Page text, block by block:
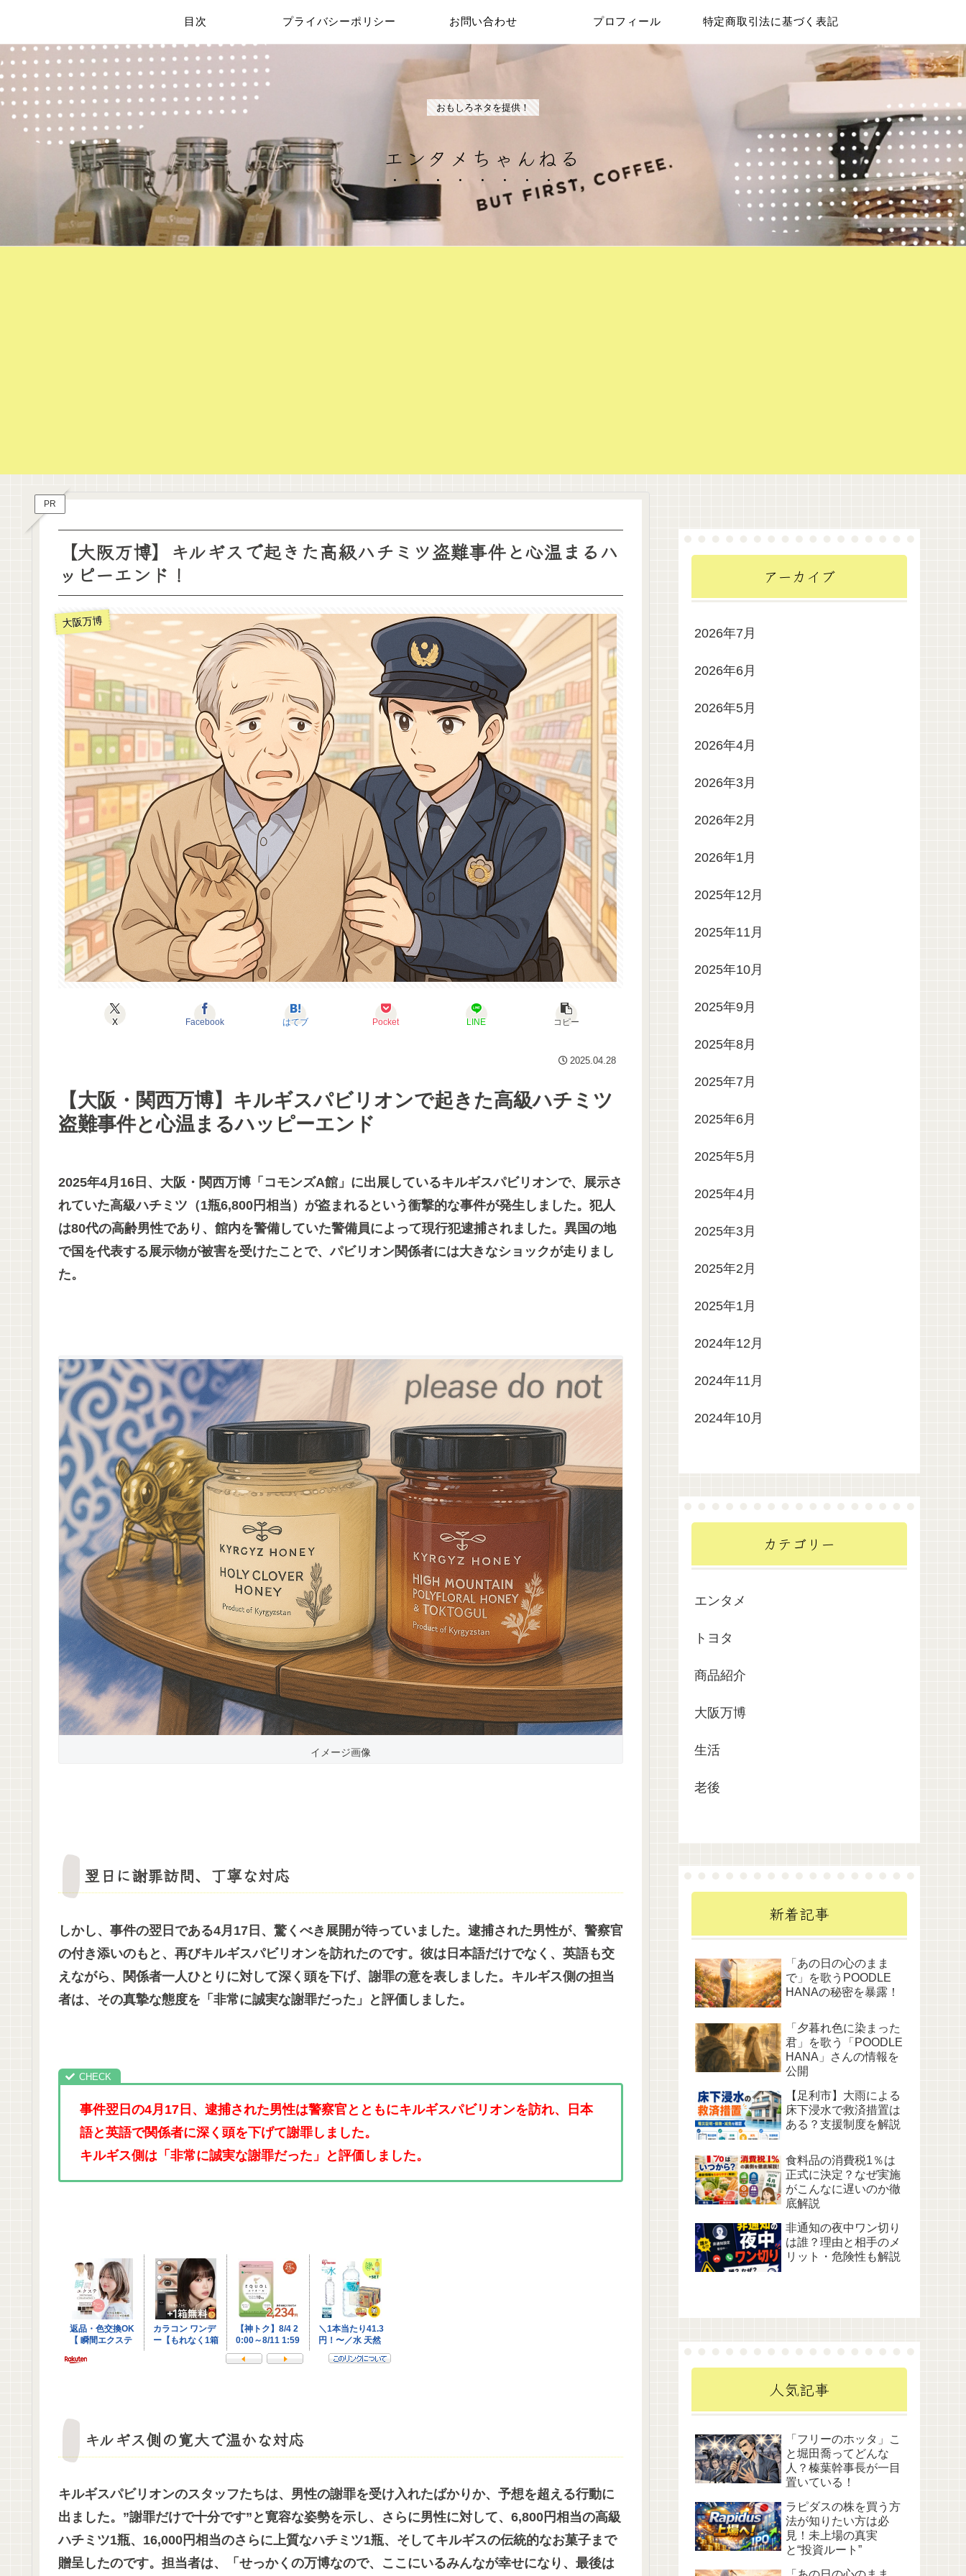
おもしろネタを提供！
エンタメちゃんねる
目次 プライバシーポリシー お問い合わせ プロフィール 特定商取引法に基づく表記
PR
【大阪万博】キルギスで起きた高級ハチミツ盗難事件と心温まるハ
ッピーエンド！
大阪万博
X Facebook はてブ Pocket LINE コピー
2025.04.28
【大阪・関西万博】キルギスパビリオンで起きた高級ハチミツ
盗難事件と心温まるハッピーエンド
2025年4月16日、大阪・関西万博「コモンズA館」に出展しているキルギスパビリオンで、展示さ
れていた高級ハチミツ（1瓶6,800円相当）が盗まれるという衝撃的な事件が発生しました。犯人
は80代の高齢男性であり、館内を警備していた警備員によって現行犯逮捕されました。異国の地
で国を代表する展示物が被害を受けたことで、パビリオン関係者には大きなショックが走りまし
た。
イメージ画像
翌日に謝罪訪問、丁寧な対応
しかし、事件の翌日である4月17日、驚くべき展開が待っていました。逮捕された男性が、警察官
の付き添いのもと、再びキルギスパビリオンを訪れたのです。彼は日本語だけでなく、英語も交
えながら、関係者一人ひとりに対して深く頭を下げ、謝罪の意を表しました。キルギス側の担当
者は、その真摯な態度を「非常に誠実な謝罪だった」と評価しました。
事件翌日の4月17日、逮捕された男性は警察官とともにキルギスパビリオンを訪れ、日本
語と英語で関係者に深く頭を下げて謝罪しました。
キルギス側は「非常に誠実な謝罪だった」と評価しました。
キルギス側の寛大で温かな対応
キルギスパビリオンのスタッフたちは、男性の謝罪を受け入れたばかりか、予想を超える行動に
出ました。”謝罪だけで十分です”と寛容な姿勢を示し、さらに男性に対して、6,800円相当の高級
ハチミツ1瓶、16,000円相当のさらに上質なハチミツ1瓶、そしてキルギスの伝統的なお菓子まで
贈呈したのです。担当者は、「せっかくの万博なので、ここにいるみんなが幸せになり、最後は
アーカイブ
2026年7月
2026年6月
2026年5月
2026年4月
2026年3月
2026年2月
2026年1月
2025年12月
2025年11月
2025年10月
2025年9月
2025年8月
2025年7月
2025年6月
2025年5月
2025年4月
2025年3月
2025年2月
2025年1月
2024年12月
2024年11月
2024年10月
カテゴリー
エンタメ
トヨタ
商品紹介
大阪万博
生活
老後
新着記事
「あの日の心のまま
で」を歌うPOODLE
HANAの秘密を暴露！
「夕暮れ色に染まった
君」を歌う「POODLE
HANA」さんの情報を
公開
【足利市】大雨による
床下浸水で救済措置は
ある？支援制度を解説
食料品の消費税1％は
正式に決定？なぜ実施
がこんなに遅いのか徹
底解説
非通知の夜中ワン切り
は誰？理由と相手のメ
リット・危険性も解説
人気記事
「フリーのホッタ」こ
と堀田喬ってどんな
人？榛葉幹事長が一目
置いている！
ラピダスの株を買う方
法が知りたい方は必
見！未上場の真実
と“投資ルート”